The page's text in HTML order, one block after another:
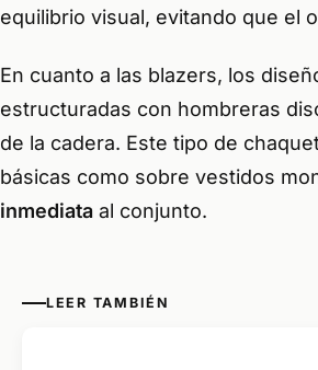
equilibrio visual, evitando que el
En cuanto a las blazers, los
estructuradas con hombreras
de la cadera. Este tipo de
básicas como sobre vestidos
inmediata al conjunto.
LEER TAMBIÉN